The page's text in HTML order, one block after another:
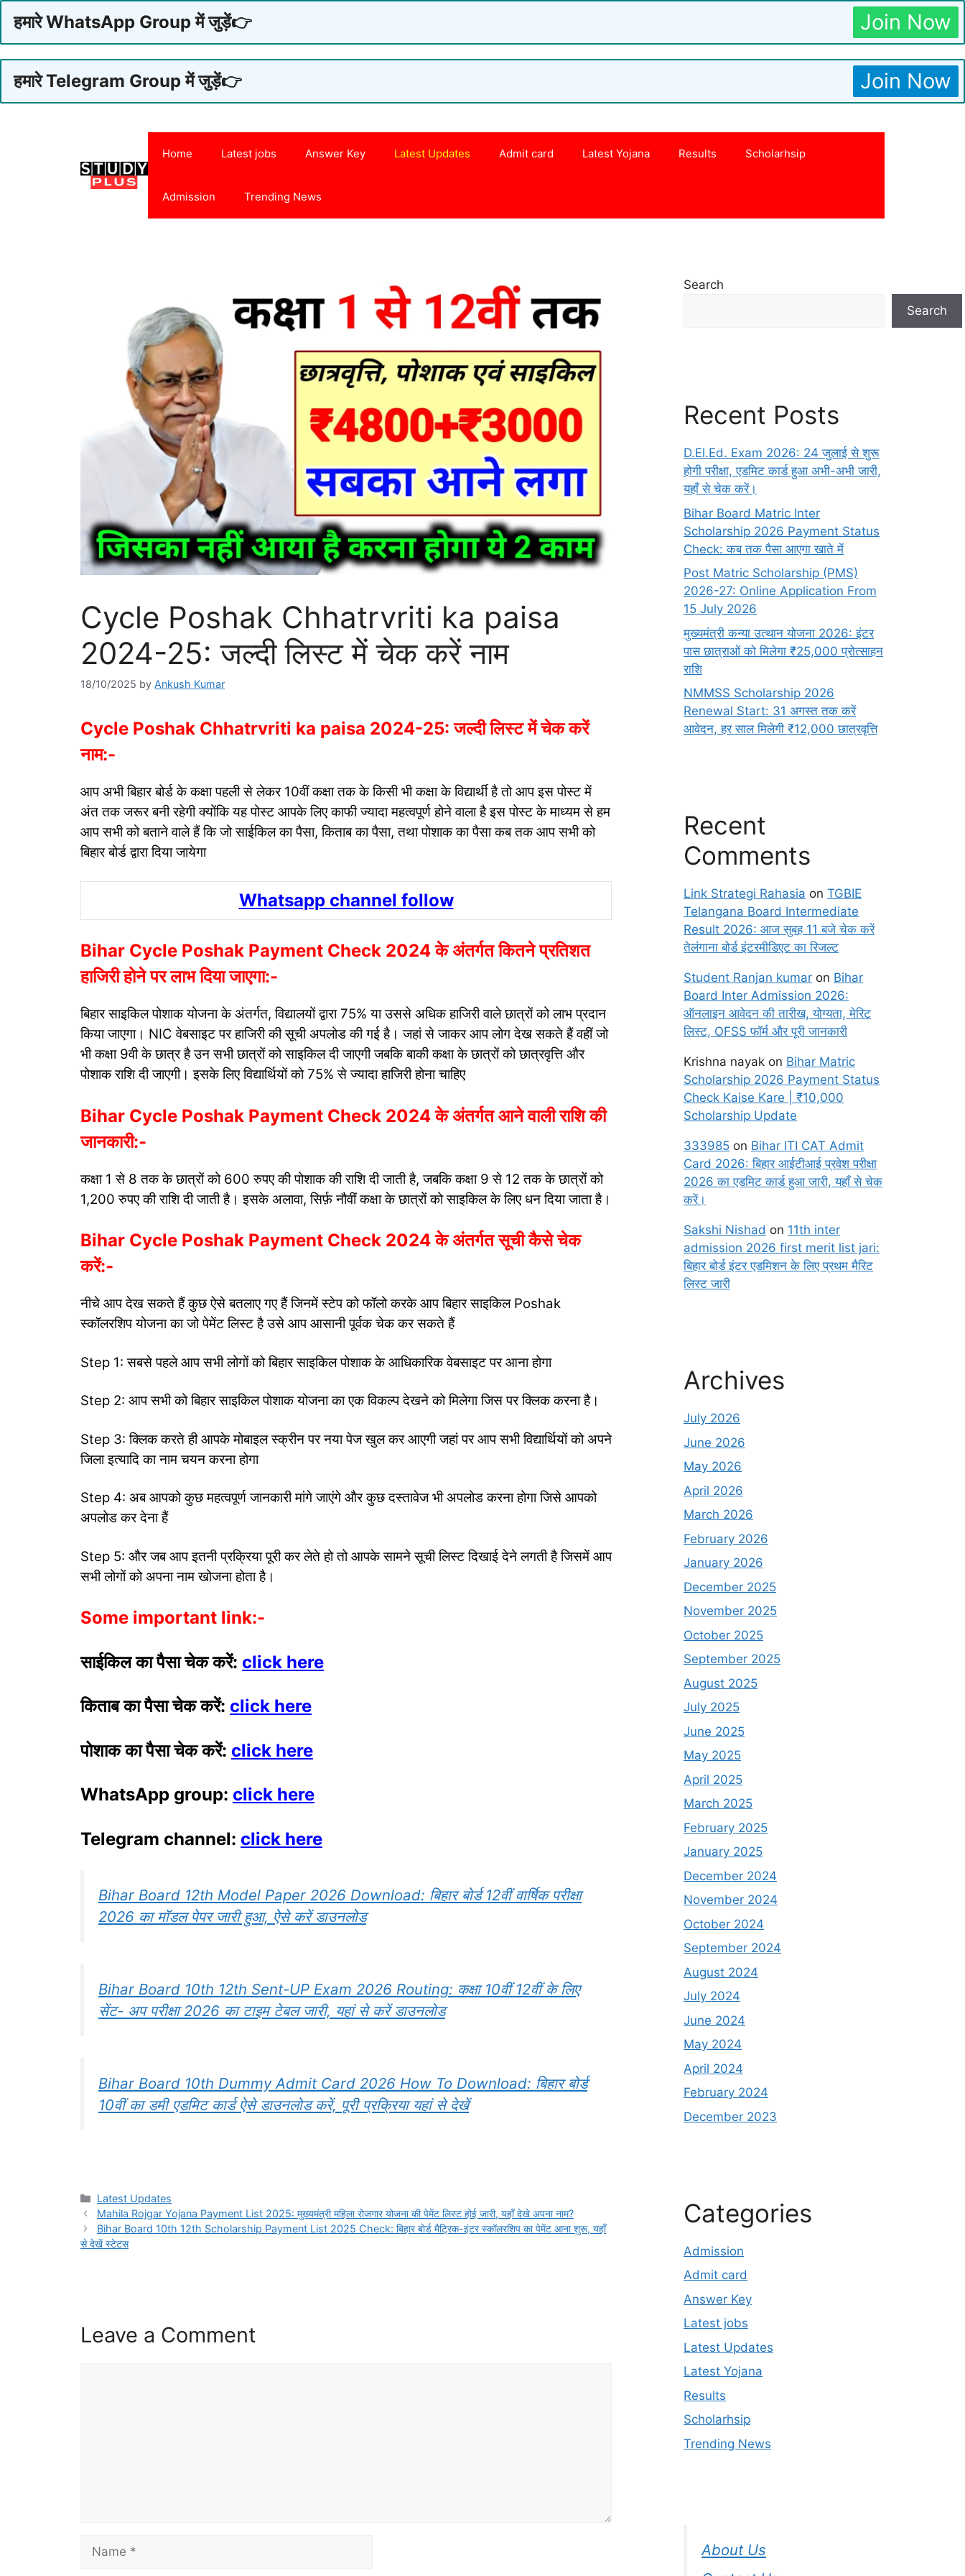
हमारे WhatsApp Group में जुड़ें👉 Join Now
हमारे Telegram Group में जुड़ें👉 Join Now
Home Latest jobs Answer Key Latest Updates Admit card Latest Yojana Results Scholarhsip
Admission Trending News
Cycle Poshak Chhatrvriti ka paisa
2024-25: जल्दी लिस्ट में चेक करें नाम
18/10/2025 by Ankush Kumar
Cycle Poshak Chhatrvriti ka paisa 2024-25: जल्दी लिस्ट में चेक करें
नाम:-
आप अभी बिहार बोर्ड के कक्षा पहली से लेकर 10वीं कक्षा तक के किसी भी कक्षा के विद्यार्थी है तो आप इस पोस्ट में
अंत तक जरूर बनी रहेगी क्योंकि यह पोस्ट आपके लिए काफी ज्यादा महत्वपूर्ण होने वाला है इस पोस्ट के माध्यम से हम
आप सभी को बताने वाले हैं कि जो साईकिल का पैसा, किताब का पैसा, तथा पोशाक का पैसा कब तक आप सभी को
बिहार बोर्ड द्वारा दिया जायेगा
Whatsapp channel follow
Bihar Cycle Poshak Payment Check 2024 के अंतर्गत कितने प्रतिशत
हाजिरी होने पर लाभ दिया जाएगा:-
बिहार साइकिल पोशाक योजना के अंतर्गत, विद्यालयों द्वारा 75% या उससे अधिक हाजिरी वाले छात्रों को लाभ प्रदान
किया जाएगा। NIC वेबसाइट पर हाजिरी की सूची अपलोड की गई है। जहां से जाकर आप लोग देख सकते हैं वहीं जो
भी कक्षा 9वी के छात्र है उन सभी छात्रों को साइकिल दी जाएगी जबकि बाकी कक्षा के छात्रों को छात्रवृत्ति और
पोशाक राशि दी जाएगी। इसके लिए विद्यार्थियों को 75% से ज्यादा हाजिरी होना चाहिए
Bihar Cycle Poshak Payment Check 2024 के अंतर्गत आने वाली राशि की
जानकारी:-
कक्षा 1 से 8 तक के छात्रों को 600 रुपए की पोशाक की राशि दी जाती है, जबकि कक्षा 9 से 12 तक के छात्रों को
1,200 रुपए की राशि दी जाती है। इसके अलावा, सिर्फ़ नौवीं कक्षा के छात्रों को साइकिल के लिए धन दिया जाता है।
Bihar Cycle Poshak Payment Check 2024 के अंतर्गत सूची कैसे चेक
करें:-
नीचे आप देख सकते हैं कुछ ऐसे बतलाए गए हैं जिनमें स्टेप को फॉलो करके आप बिहार साइकिल Poshak
स्कॉलरशिप योजना का जो पेमेंट लिस्ट है उसे आप आसानी पूर्वक चेक कर सकते हैं
Step 1: सबसे पहले आप सभी लोगों को बिहार साइकिल पोशाक के आधिकारिक वेबसाइट पर आना होगा
Step 2: आप सभी को बिहार साइकिल पोशाक योजना का एक विकल्प देखने को मिलेगा जिस पर क्लिक करना है।
Step 3: क्लिक करते ही आपके मोबाइल स्क्रीन पर नया पेज खुल कर आएगी जहां पर आप सभी विद्यार्थियों को अपने
जिला इत्यादि का नाम चयन करना होगा
Step 4: अब आपको कुछ महत्वपूर्ण जानकारी मांगे जाएंगे और कुछ दस्तावेज भी अपलोड करना होगा जिसे आपको
अपलोड कर देना हैं
Step 5: और जब आप इतनी प्रक्रिया पूरी कर लेते हो तो आपके सामने सूची लिस्ट दिखाई देने लगती है जिसमें आप
सभी लोगों को अपना नाम खोजना होता है।
Some important link:-
साईकिल का पैसा चेक करें: click here
किताब का पैसा चेक करें: click here
पोशाक का पैसा चेक करें: click here
WhatsApp group: click here
Telegram channel: click here
Bihar Board 12th Model Paper 2026 Download: बिहार बोर्ड 12वीं वार्षिक परीक्षा
2026 का मॉडल पेपर जारी हुआ, ऐसे करें डाउनलोड
Bihar Board 10th 12th Sent-UP Exam 2026 Routing: कक्षा 10वीं 12वीं के लिए
सेंट- अप परीक्षा 2026 का टाइम टेबल जारी, यहां से करें डाउनलोड
Bihar Board 10th Dummy Admit Card 2026 How To Download: बिहार बोर्ड
10वीं का डमी एडमिट कार्ड ऐसे डाउनलोड करें, पूरी प्रक्रिया यहां से देखें
Categories
Latest Updates
Mahila Rojgar Yojana Payment List 2025: मुख्यमंत्री महिला रोजगार योजना की पेमेंट लिस्ट होई जारी, यहाँ देखे अपना नाम?
Bihar Board 10th 12th Scholarship Payment List 2025 Check: बिहार बोर्ड मैट्रिक-इंटर स्कॉलरशिप का पेमेंट आना शुरू, यहाँ
से देखें स्टेटस
Leave a Comment
Name
Search
Search
Recent Posts
D.El.Ed. Exam 2026: 24 जुलाई से शुरू
होगी परीक्षा, एडमिट कार्ड हुआ अभी-अभी जारी,
यहाँ से चेक करें।
Bihar Board Matric Inter
Scholarship 2026 Payment Status
Check: कब तक पैसा आएगा खाते में
Post Matric Scholarship (PMS)
2026-27: Online Application From
15 July 2026
मुख्यमंत्री कन्या उत्थान योजना 2026: इंटर
पास छात्राओं को मिलेगा ₹25,000 प्रोत्साहन
राशि
NMMSS Scholarship 2026
Renewal Start: 31 अगस्त तक करें
आवेदन, हर साल मिलेगी ₹12,000 छात्रवृत्ति
Recent
Comments
Link Strategi Rahasia on TGBIE
Telangana Board Intermediate
Result 2026: आज सुबह 11 बजे चेक करें
तेलंगाना बोर्ड इंटरमीडिएट का रिजल्ट
Student Ranjan kumar on Bihar
Board Inter Admission 2026:
ऑनलाइन आवेदन की तारीख, योग्यता, मेरिट
लिस्ट, OFSS फॉर्म और पूरी जानकारी
Krishna nayak on Bihar Matric
Scholarship 2026 Payment Status
Check Kaise Kare | ₹10,000
Scholarship Update
333985 on Bihar ITI CAT Admit
Card 2026: बिहार आईटीआई प्रवेश परीक्षा
2026 का एडमिट कार्ड हुआ जारी, यहाँ से चेक
करें।
Sakshi Nishad on 11th inter
admission 2026 first merit list jari:
बिहार बोर्ड इंटर एडमिशन के लिए प्रथम मैरिट
लिस्ट जारी
Archives
July 2026
June 2026
May 2026
April 2026
March 2026
February 2026
January 2026
December 2025
November 2025
October 2025
September 2025
August 2025
July 2025
June 2025
May 2025
April 2025
March 2025
February 2025
January 2025
December 2024
November 2024
October 2024
September 2024
August 2024
July 2024
June 2024
May 2024
April 2024
February 2024
December 2023
Categories
Admission
Admit card
Answer Key
Latest jobs
Latest Updates
Latest Yojana
Results
Scholarhsip
Trending News
About Us